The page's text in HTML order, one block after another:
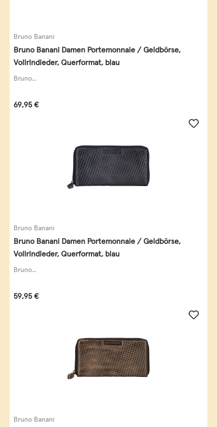
Bruno Banani
Bruno Banani Damen Portemonnaie / Geldbörse,
Vollrindleder, Querformat, blau
Bruno...
Regulärer Preis:
69,95 €
Bruno Banani
Bruno Banani Damen Portemonnaie / Geldbörse,
Vollrindleder, Querformat, blau
Bruno...
Regulärer Preis:
59,95 €
Bruno Banani